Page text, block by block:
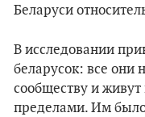
Беларуси
В исследовании
беларусок: все они
сообществу и
пределами. Им